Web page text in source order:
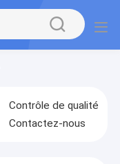
Contrôle de qualité
Contactez-nous